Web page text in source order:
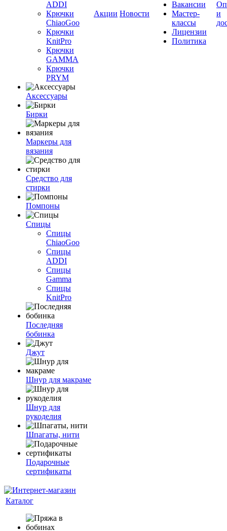
ADDI
Крючки
ChiaoGoo
Крючки
KnitPro
Крючки
GAMMA
Крючки
PRYM
Аксессуары
Бирки
Маркеры для
вязания
Средство для
стирки
Помпоны
Спицы
Спицы
ChiaoGoo
Спицы
ADDI
Спицы
Gamma
Спицы
KnitPro
Последняя
бобинка
Джут
Шнур для макраме
Шнур для
рукоделия
Шпагаты, нити
Подарочные
сертификаты
Акции Новости
Вакансии
Мастер-
классы
Лицензии
Политика
и
Каталог